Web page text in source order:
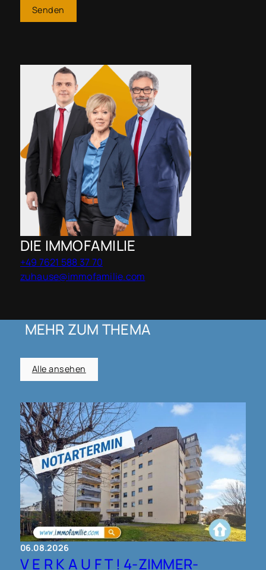
Senden
DIE IMMOFAMILIE
+49 7621 588 37 70
zuhause@immofamilie.com
MEHR ZUM THEMA
Alle ansehen
06.08.2026
V E R K A U F T ! 4-ZIMMER-